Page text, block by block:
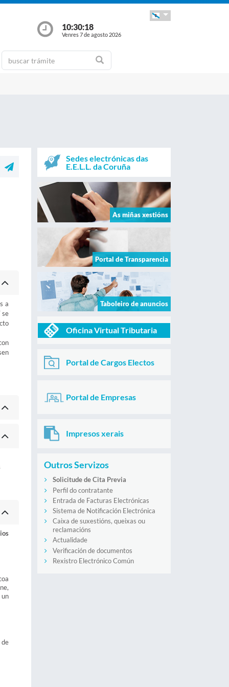
10:30:18
Venres 7 de agosto 2026
a
se
Sedes electrónicas das
E.E.L.L. da Coruña
As miñas xestións
Portal de Transparencia
Taboleiro de anuncios
Oficina Virtual Tributaria
Portal de Cargos Electos
Portal de Empresas
Impresos xerais
Outros Servizos
Solicitude de Cita Previa
Perfil do contratante
Entrada de Facturas Electrónicas
Sistema de Notificación Electrónica
Caixa de suxestións, queixas ou
reclamacións
Actualidade
Verificación de documentos
Rexistro Electrónico Común